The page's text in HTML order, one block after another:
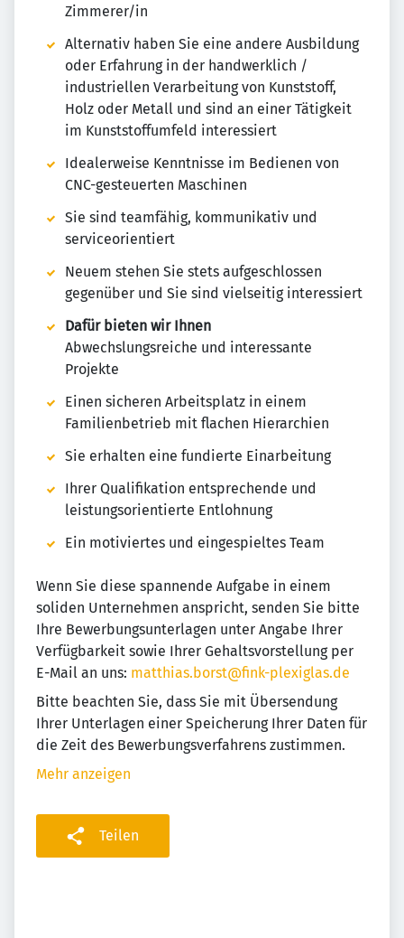
Zimmerer/in
Alternativ haben Sie eine andere Ausbildung
oder Erfahrung in der handwerklich /
industriellen Verarbeitung von Kunststoff,
Holz oder Metall und sind an einer Tätigkeit
im Kunststoffumfeld interessiert
Idealerweise Kenntnisse im Bedienen von
CNC-gesteuerten Maschinen
Sie sind teamfähig, kommunikativ und
serviceorientiert
Neuem stehen Sie stets aufgeschlossen
gegenüber und Sie sind vielseitig interessiert
Dafür bieten wir Ihnen
Abwechslungsreiche und interessante
Projekte
Einen sicheren Arbeitsplatz in einem
Familienbetrieb mit flachen Hierarchien
Sie erhalten eine fundierte Einarbeitung
Ihrer Qualifikation entsprechende und
leistungsorientierte Entlohnung
Ein motiviertes und eingespieltes Team
Wenn Sie diese spannende Aufgabe in einem
soliden Unternehmen anspricht, senden Sie bitte
Ihre Bewerbungsunterlagen unter Angabe Ihrer
Verfügbarkeit sowie Ihrer Gehaltsvorstellung per
E-Mail an uns: matthias.borst@fink-plexiglas.de
Bitte beachten Sie, dass Sie mit Übersendung
Ihrer Unterlagen einer Speicherung Ihrer Daten für
die Zeit des Bewerbungsverfahrens zustimmen.
Mehr anzeigen
Teilen